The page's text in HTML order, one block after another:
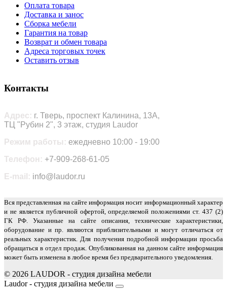
Оплата товара
Доставка и занос
Сборка мебели
Гарантия на товар
Возврат и обмен товара
Адреса торговых точек
Оставить отзыв
Контакты
Адрес: г. Тверь, проспект Калинина, 13А,
ТЦ "Рубин 2", 3 этаж, студия Laudor
Режим работы: ежедневно 10:00 - 19:00
Телефон: +7-909-268-61-05
E-mail: info@laudor.ru
Вся представленная на сайте информация носит информационный характер
и не является публичной офертой, определяемой положениями ст. 437 (2)
ГК РФ. Указанные на сайте описания, технические характеристики,
оборудование и пр. являются приблизительными и могут отличаться от
реальных характеристик. Для получения подробной информации просьба
обращаться в отдел продаж. Опубликованная на данном сайте информация
может быть изменена в любое время без предварительного уведомления.
© 2026 LAUDOR - студия дизайна мебели
Joomla! 3 Templates
Laudor - студия дизайна мебели